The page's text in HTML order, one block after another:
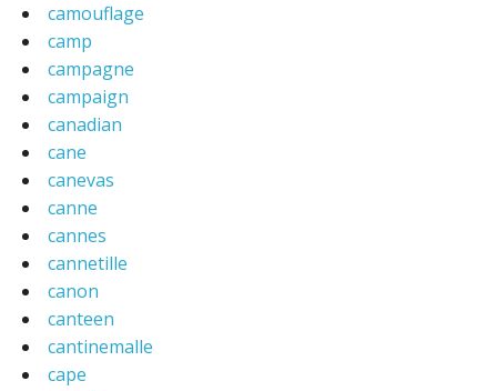
camouflage
camp
campagne
campaign
canadian
cane
canevas
canne
cannes
cannetille
canon
canteen
cantinemalle
cape